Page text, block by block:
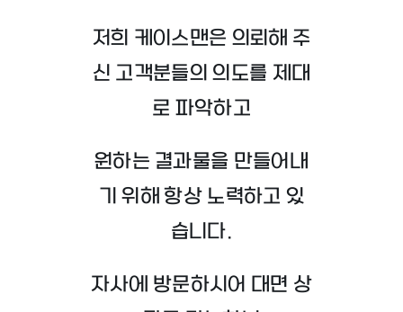
저희 케이스맨은 의뢰해 주
신 고객분들의 의도를 제대
로 파악하고
원하는 결과물을 만들어내
기 위해 항상 노력하고 있
습니다.
자사에 방문하시어 대면 상